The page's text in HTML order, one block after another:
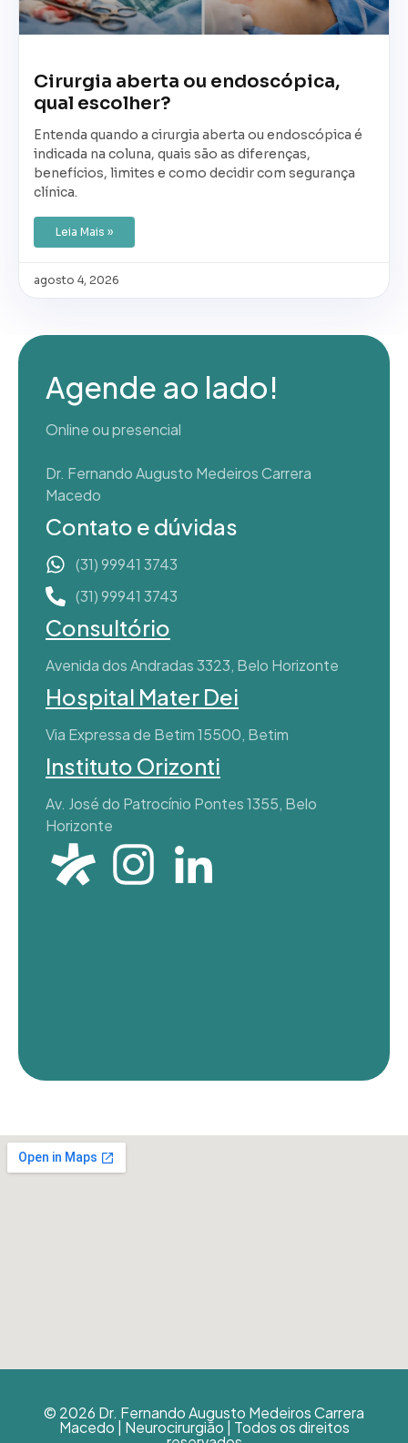
Cirurgia aberta ou endoscópica,
qual escolher?
Entenda quando a cirurgia aberta ou endoscópica é
indicada na coluna, quais são as diferenças,
benefícios, limites e como decidir com segurança
clínica.
Leia Mais »
agosto 4, 2026
Agende ao lado!
Online ou presencial
Dr. Fernando Augusto Medeiros Carrera
Macedo
Contato e dúvidas
(31) 99941 3743
(31) 99941 3743
Consultório
Avenida dos Andradas 3323, Belo Horizonte
Hospital Mater Dei
Via Expressa de Betim 15500, Betim
Instituto Orizonti
Av. José do Patrocínio Pontes 1355, Belo
Horizonte
© 2026 Dr. Fernando Augusto Medeiros Carrera
Macedo | Neurocirurgião | Todos os direitos